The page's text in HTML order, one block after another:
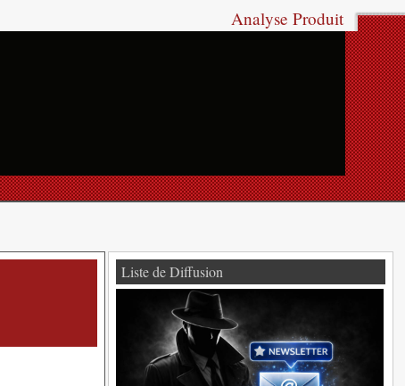
Analyse Produit
Liste de Diffusion